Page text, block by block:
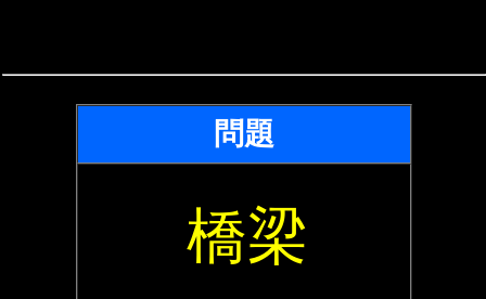
問題
橋梁